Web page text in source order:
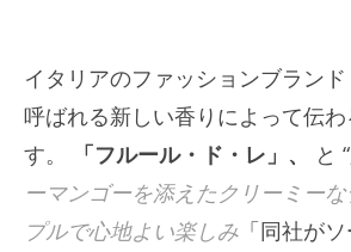
イタリアのファッションブランド
呼ばれる新しい香りによって伝
す。
「フルール・ド・レ」、 と “
ーマンゴーを添えたクリーミー
プルで心地よい楽しみ 「同社が